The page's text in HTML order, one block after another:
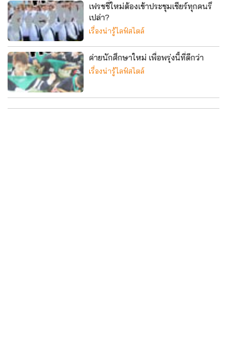
เฟรชชี่ใหม่ต้องเข้าประชุมเชียร์ทุกคนรึ
เปล่า?
เรื่องน่ารู้ไลฟ์สไตล์
ค่ายนักศึกษาใหม่ เพื่อพรุ่งนี้ที่ดีกว่า
เรื่องน่ารู้ไลฟ์สไตล์